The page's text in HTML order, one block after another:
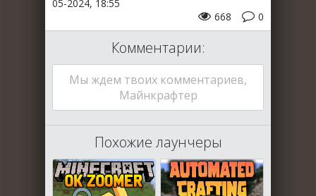
05-2024, 18:55
0
668
Комментарии:
Мы ждем твоих комментариев,
Майнкрафтер
Похожие лаунчеры